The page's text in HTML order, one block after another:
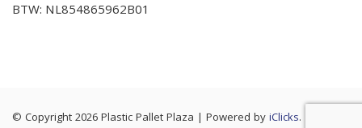
BTW: NL854865962B01
© Copyright 2026 Plastic Pallet Plaza | Powered byiClicks. |